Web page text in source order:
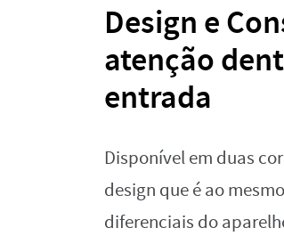
Design e
atenção
entrada
Disponível em duas
design que é ao
diferenciais do